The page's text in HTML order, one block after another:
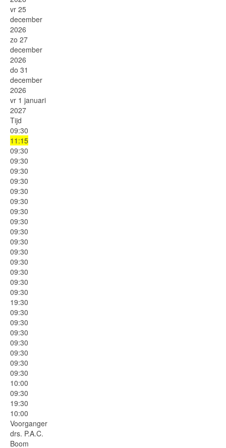
vr 25
december
2026
zo 27
december
2026
do 31
december
2026
vr 1 januari
2027
Tijd
09:30
11:15
09:30
09:30
09:30
09:30
09:30
09:30
09:30
09:30
09:30
09:30
09:30
09:30
09:30
09:30
09:30
19:30
09:30
09:30
09:30
09:30
09:30
09:30
09:30
10:00
09:30
19:30
10:00
Voorganger
drs. P.A.C.
Boom